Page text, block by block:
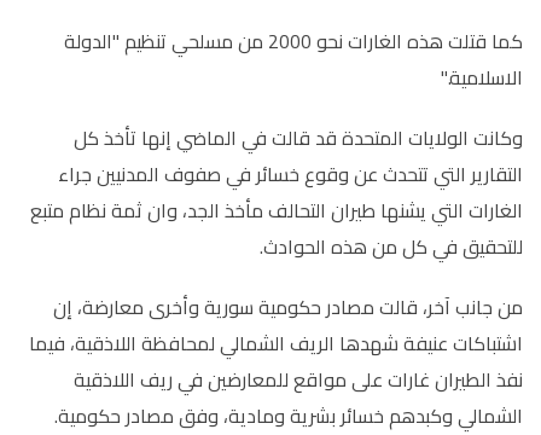
كما قتلت هذه الغارات نحو 2000 من مسلحي تنظيم "الدولة
الاسلامية."
وكانت الولايات المتحدة قد قالت في الماضي إنها تأخذ كل
التقارير التي تتحدث عن وقوع خسائر في صفوف المدنيين جراء
الغارات التي يشنها طيران التحالف مأخذ الجد، وان ثمة نظام متبع
للتحقيق في كل من هذه الحوادث.
من جانب آخر، قالت مصادر حكومية سورية وأخرى معارضة، إن
اشتباكات عنيفة شهدها الريف الشمالي لمحافظة اللاذقية، فيما
نفذ الطيران غارات على مواقع للمعارضين في ريف اللاذقية
الشمالي وكبدهم خسائر بشرية ومادية، وفق مصادر حكومية.